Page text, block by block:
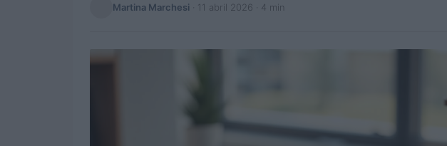
Martina Marchesi 11 abril 2026 · 4 min